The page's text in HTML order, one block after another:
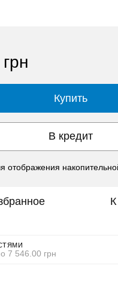
Купить
В кредит
отображения
7 546.00 грн